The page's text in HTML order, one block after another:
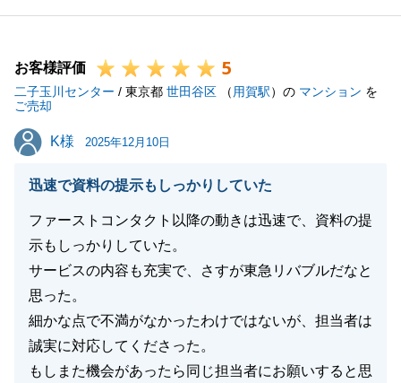
いましたら、気兼ねなくお申し付け下さい。
ます。
お客様評価 5
二子玉川センター / 東京都 世田谷区 （ 用賀駅）の マンション を
ご売却
K様
K様 2025年12月10日
迅速で資料の提示もしっかりしていた
ファーストコンタクト以降の動きは迅速で、資料の提
示もしっかりしていた。
サービスの内容も充実で、さすが東急リバブルだなと
思った。
細かな点で不満がなかったわけではないが、担当者は
誠実に対応してくださった。
もしまた機会があったら同じ担当者にお願いすると思